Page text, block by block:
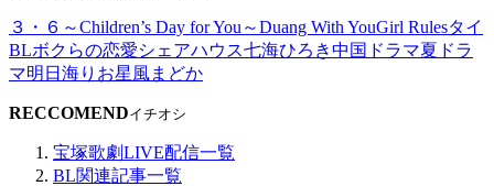
３・６～Children’s Day for You～Duang With YouGirl Rulesタイ
BLボクらの恋愛シェアハウス七海ひろき中国ドラマ夏ドラ
マ明日海りお星風まどか
RECCOMENDイチオシ
宝塚歌劇LIVE配信一覧
BL関連記事一覧